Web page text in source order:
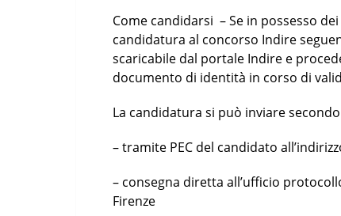
Come candidarsi – Se in possesso
candidatura al concorso Indire
scaricabile dal portale Indire e
documento di identità in corso di
La candidatura si può inviare
– tramite PEC del candidato
– consegna diretta all’ufficio
Firenze